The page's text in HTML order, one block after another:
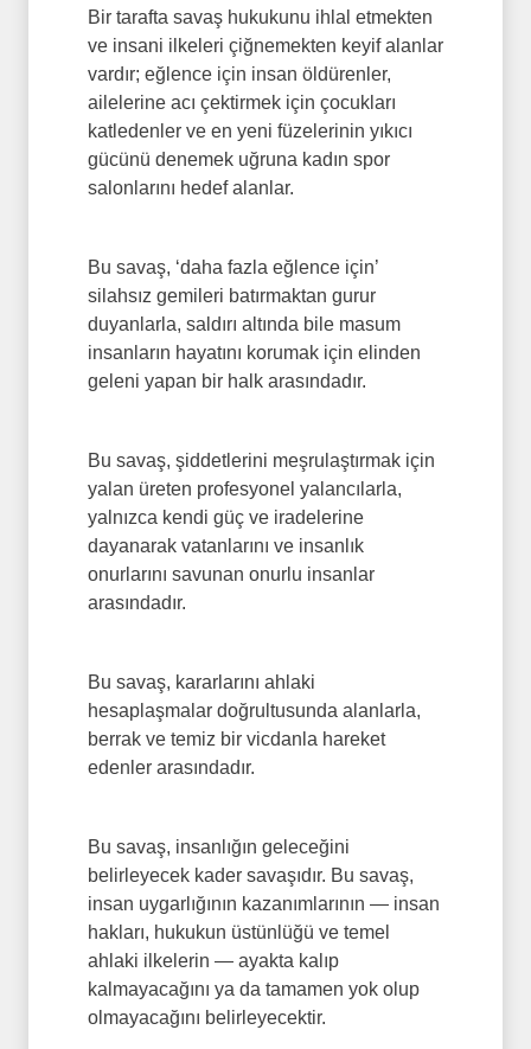
Bir tarafta savaş hukukunu ihlal etmekten
ve insani ilkeleri çiğnemekten keyif alanlar
vardır; eğlence için insan öldürenler,
ailelerine acı çektirmek için çocukları
katledenler ve en yeni füzelerinin yıkıcı
gücünü denemek uğruna kadın spor
salonlarını hedef alanlar.
Bu savaş, ‘daha fazla eğlence için’
silahsız gemileri batırmaktan gurur
duyanlarla, saldırı altında bile masum
insanların hayatını korumak için elinden
geleni yapan bir halk arasındadır.
Bu savaş, şiddetlerini meşrulaştırmak için
yalan üreten profesyonel yalancılarla,
yalnızca kendi güç ve iradelerine
dayanarak vatanlarını ve insanlık
onurlarını savunan onurlu insanlar
arasındadır.
Bu savaş, kararlarını ahlaki
hesaplaşmalar doğrultusunda alanlarla,
berrak ve temiz bir vicdanla hareket
edenler arasındadır.
Bu savaş, insanlığın geleceğini
belirleyecek kader savaşıdır. Bu savaş,
insan uygarlığının kazanımlarının — insan
hakları, hukukun üstünlüğü ve temel
ahlaki ilkelerin — ayakta kalıp
kalmayacağını ya da tamamen yok olup
olmayacağını belirleyecektir.